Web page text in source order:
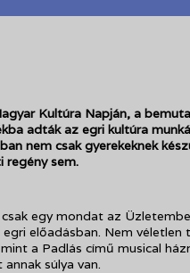
Kultúra Napján, a
adták az egri kultúra
nem csak gyerekeknek
regény sem.
egy mondat az
előadásban. Nem véletlen
a Padlás című musical
súlya van.